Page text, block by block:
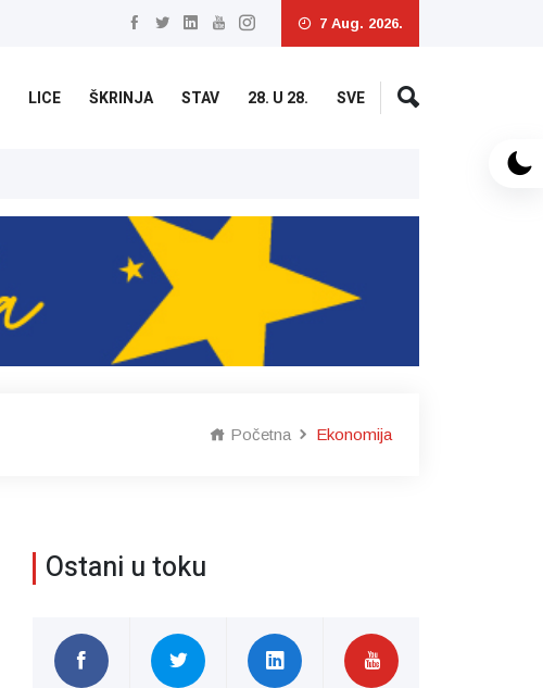
7 Aug. 2026.
LICE ŠKRINJA STAV 28. U 28. SVE
U subotu pretežno vedro, najviša
Početna Ekonomija
Ostani u toku